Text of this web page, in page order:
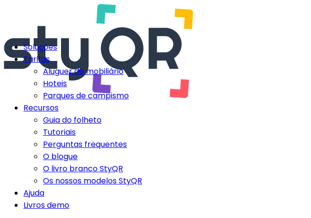
Soluções
Tarifas
Aluguer de mobiliário
Hoteis
Parques de campismo
Recursos
Guia do folheto
Tutoriais
Perguntas frequentes
O blogue
O livro branco StyQR
Os nossos modelos StyQR
Ajuda
Livros demo